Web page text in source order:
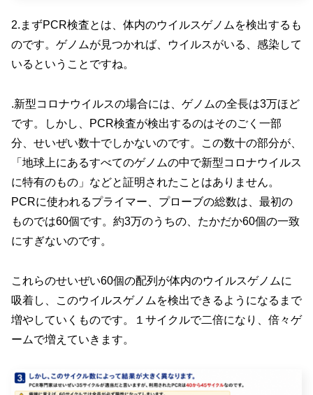
2.まずPCR検査とは、体内のウイルスゲノムを検出するも
のです。ゲノムが見つかれば、ウイルスがいる、感染して
いるということですね。
.新型コロナウイルスの場合には、ゲノムの全長は3万ほど
です。しかし、PCR検査が検出するのはそのごく一部
分、せいぜい数十でしかないのです。この数十の部分が、
「地球上にあるすべてのゲノムの中で新型コロナウイルス
に特有のもの」などと証明されたことはありません。
PCRに使われるプライマー、プローブの総数は、最初の
ものでは60個です。約3万のうちの、たかだか60個の一致
にすぎないのです。
これらのせいぜい60個の配列が体内のウイルスゲノムに
吸着し、このウイルスゲノムを検出できるようになるまで
増やしていくものです。１サイクルで二倍になり、倍々ゲ
ームで増えていきます。